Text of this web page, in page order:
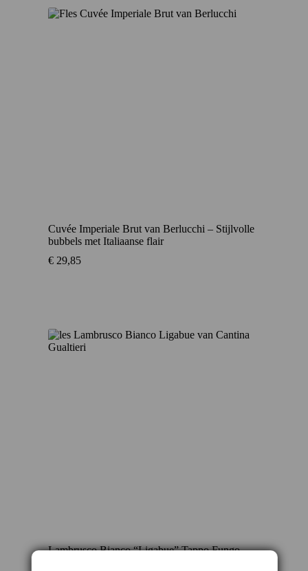
Cuvée Imperiale Brut van Berlucchi – Stijlvolle
bubbels met Italiaanse flair
€ 29,85
Lambrusco Bianco “Ligabue” Tappo Fungo –